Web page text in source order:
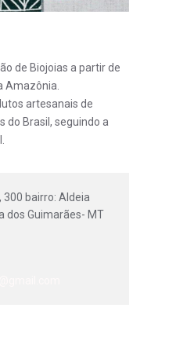
de Biojoias a partir de
Amazônia.
artesanais de
do Brasil, seguindo a
300 bairro: Aldeia
dos Guimarães- MT